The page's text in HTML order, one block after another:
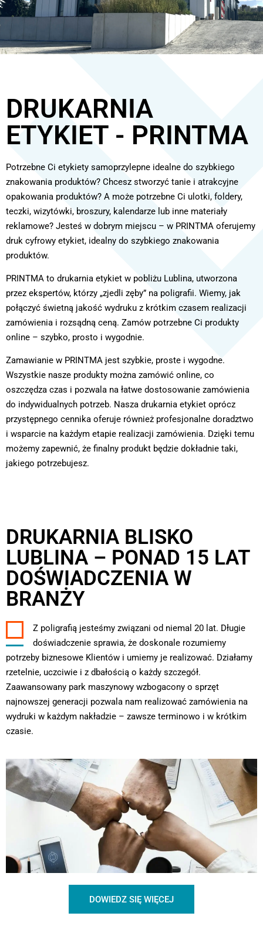
Szanowni klienci. Zapraszamy do nowej siedziby firmy.
DĘBÓWKA 13G
GOOGLE MAPS
DRUKARNIA
ETYKIET - PRINTMA
Potrzebne Ci etykiety samoprzylepne idealne do szybkiego
znakowania produktów? Chcesz stworzyć tanie i atrakcyjne
opakowania produktów? A może potrzebne Ci ulotki, foldery,
teczki, wizytówki, broszury, kalendarze lub inne materiały
reklamowe? Jesteś w dobrym miejscu – w PRINTMA oferujemy
druk cyfrowy etykiet, idealny do szybkiego znakowania
produktów.
PRINTMA to drukarnia etykiet w pobliżu Lublina, utworzona
przez ekspertów, którzy „zjedli zęby” na poligrafii. Wiemy, jak
połączyć świetną jakość wydruku z krótkim czasem realizacji
zamówienia i rozsądną ceną. Zamów potrzebne Ci produkty
online – szybko, prosto i wygodnie.
Zamawianie w PRINTMA jest szybkie, proste i wygodne.
Wszystkie nasze produkty można zamówić online, co
oszczędza czas i pozwala na łatwe dostosowanie zamówienia
do indywidualnych potrzeb. Nasza drukarnia etykiet oprócz
przystępnego cennika oferuje również profesjonalne doradztwo
i wsparcie na każdym etapie realizacji zamówienia. Dzięki temu
możemy zapewnić, że finalny produkt będzie dokładnie taki,
jakiego potrzebujesz.
DRUKARNIA BLISKO
LUBLINA – PONAD 15 LAT
DOŚWIADCZENIA W
BRANŻY
Z poligrafią jesteśmy związani od niemal 20 lat. Długie
doświadczenie sprawia, że doskonale rozumiemy
potrzeby biznesowe Klientów i umiemy je realizować. Działamy
rzetelnie, uczciwie i z dbałością o każdy szczegół.
Zaawansowany park maszynowy wzbogacony o sprzęt
najnowszej generacji pozwala nam realizować zamówienia na
wydruki w każdym nakładzie – zawsze terminowo i w krótkim
czasie.
DOWIEDZ SIĘ WIĘCEJ